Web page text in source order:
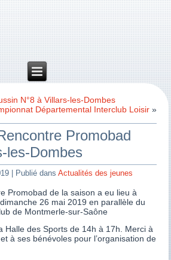
N°8 à Villars-les-Dombes
Départemental Interclub Loisir»
Promobad
les-Dombes
Publié dans Actualités des jeunes
Promobad de la saison a eu lieu à
26 mai 2019 en parallèle du
de Montmerle-sur-Saône
Halle des Sports de 14h à 17h. Merci à
à ses bénévoles pour l’organisation de